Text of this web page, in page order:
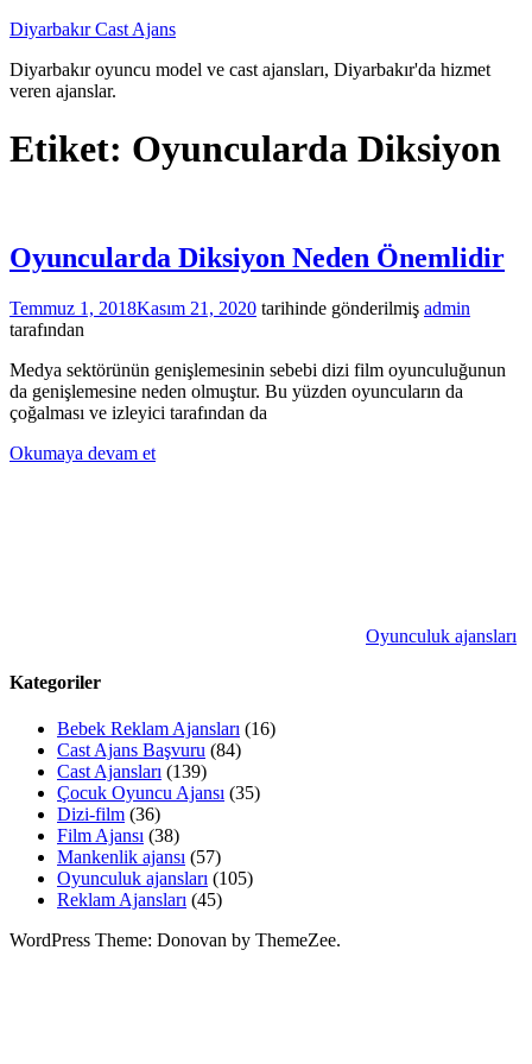
İçeriğe
Diyarbakır Cast Ajans
Diyarbakır oyuncu model ve cast ajansları, Diyarbakır'da hizmet
veren ajanslar.
Etiket: Oyuncularda Diksiyon
Oyuncularda Diksiyon Neden Önemlidir
Temmuz 1, 2018Kasım 21, 2020 tarihinde gönderilmiş admin
tarafından
Medya sektörünün genişlemesinin sebebi dizi film oyunculuğunun
da genişlemesine neden olmuştur. Bu yüzden oyuncuların da
çoğalması ve izleyici tarafından da
Okumaya devam et
Oyunculuk ajansları
Kategoriler
Bebek Reklam Ajansları (16)
Cast Ajans Başvuru (84)
Cast Ajansları (139)
Çocuk Oyuncu Ajansı (35)
Dizi-film (36)
Film Ajansı (38)
Mankenlik ajansı (57)
Oyunculuk ajansları (105)
Reklam Ajansları (45)
WordPress Theme: Donovan by ThemeZee.